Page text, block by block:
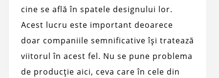
cine se află în spatele designului lor.
Acest lucru este important deoarece
doar companiile semnificative își tratează
viitorul în acest fel. Nu se pune problema
de producție aici, ceva care în cele din